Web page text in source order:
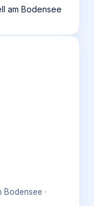
am Bodensee
Bodensee ·